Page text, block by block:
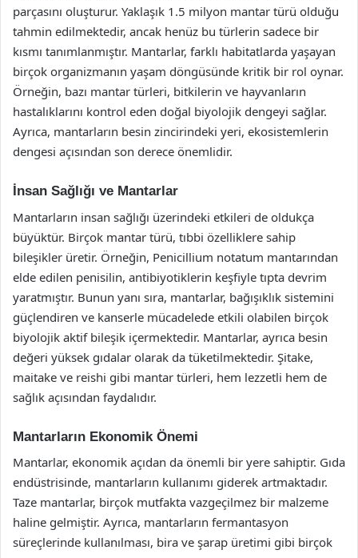
parçasını oluşturur. Yaklaşık 1.5 milyon mantar türü olduğu
tahmin edilmektedir, ancak henüz bu türlerin sadece bir
kısmı tanımlanmıştır. Mantarlar, farklı habitatlarda yaşayan
birçok organizmanın yaşam döngüsünde kritik bir rol oynar.
Örneğin, bazı mantar türleri, bitkilerin ve hayvanların
hastalıklarını kontrol eden doğal biyolojik dengeyi sağlar.
Ayrıca, mantarların besin zincirindeki yeri, ekosistemlerin
dengesi açısından son derece önemlidir.
İnsan Sağlığı ve Mantarlar
Mantarların insan sağlığı üzerindeki etkileri de oldukça
büyüktür. Birçok mantar türü, tıbbi özelliklere sahip
bileşikler üretir. Örneğin, Penicillium notatum mantarından
elde edilen penisilin, antibiyotiklerin keşfiyle tıpta devrim
yaratmıştır. Bunun yanı sıra, mantarlar, bağışıklık sistemini
güçlendiren ve kanserle mücadelede etkili olabilen birçok
biyolojik aktif bileşik içermektedir. Mantarlar, ayrıca besin
değeri yüksek gıdalar olarak da tüketilmektedir. Şitake,
maitake ve reishi gibi mantar türleri, hem lezzetli hem de
sağlık açısından faydalıdır.
Mantarların Ekonomik Önemi
Mantarlar, ekonomik açıdan da önemli bir yere sahiptir. Gıda
endüstrisinde, mantarların kullanımı giderek artmaktadır.
Taze mantarlar, birçok mutfakta vazgeçilmez bir malzeme
haline gelmiştir. Ayrıca, mantarların fermantasyon
süreçlerinde kullanılması, bira ve şarap üretimi gibi birçok